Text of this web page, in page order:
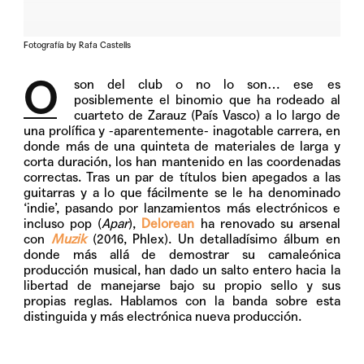
Fotografía by Rafa Castells
O son del club o no lo son… ese es
posiblemente el binomio que ha rodeado al
cuarteto de Zarauz (País Vasco) a lo largo de
una prolífica y -aparentemente- inagotable carrera, en
donde más de una quinteta de materiales de larga y
corta duración, los han mantenido en las coordenadas
correctas. Tras un par de títulos bien apegados a las
guitarras y a lo que fácilmente se le ha denominado
‘indie’, pasando por lanzamientos más electrónicos e
incluso pop (Apar), Delorean ha renovado su arsenal
con Muzik(2016, Phlex). Un detalladísimo álbum en
donde más allá de demostrar su camaleónica
producción musical, han dado un salto entero hacia la
libertad de manejarse bajo su propio sello y sus
propias reglas. Hablamos con la banda sobre esta
distinguida y más electrónica nueva producción.